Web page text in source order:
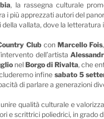
, la rassegna culturale
i più apprezzati autori del
vallata, dove la
ClubconMarcello Fois
dell’artista
nelBorgo di Rivalta, che
infinesabato 5
di parlare a generazioni
qualità culturale e
e scrittrici poliedrici, in grado